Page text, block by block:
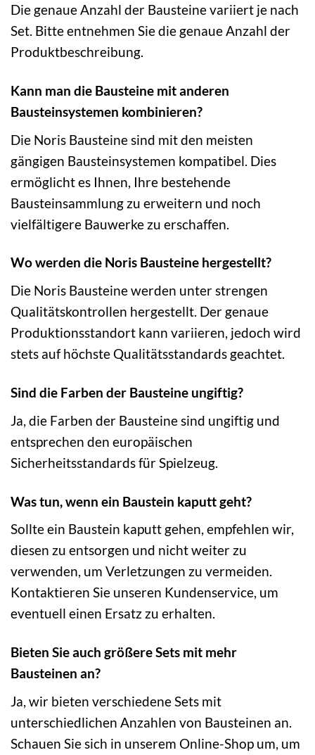
Die genaue Anzahl der Bausteine variiert je nach
Set. Bitte entnehmen Sie die genaue Anzahl der
Produktbeschreibung.
Kann man die Bausteine mit anderen
Bausteinsystemen kombinieren?
Die Noris Bausteine sind mit den meisten
gängigen Bausteinsystemen kompatibel. Dies
ermöglicht es Ihnen, Ihre bestehende
Bausteinsammlung zu erweitern und noch
vielfältigere Bauwerke zu erschaffen.
Wo werden die Noris Bausteine hergestellt?
Die Noris Bausteine werden unter strengen
Qualitätskontrollen hergestellt. Der genaue
Produktionsstandort kann variieren, jedoch wird
stets auf höchste Qualitätsstandards geachtet.
Sind die Farben der Bausteine ungiftig?
Ja, die Farben der Bausteine sind ungiftig und
entsprechen den europäischen
Sicherheitsstandards für Spielzeug.
Was tun, wenn ein Baustein kaputt geht?
Sollte ein Baustein kaputt gehen, empfehlen wir,
diesen zu entsorgen und nicht weiter zu
verwenden, um Verletzungen zu vermeiden.
Kontaktieren Sie unseren Kundenservice, um
eventuell einen Ersatz zu erhalten.
Bieten Sie auch größere Sets mit mehr
Bausteinen an?
Ja, wir bieten verschiedene Sets mit
unterschiedlichen Anzahlen von Bausteinen an.
Schauen Sie sich in unserem Online-Shop um, um